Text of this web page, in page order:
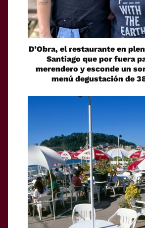
D’Obra, el restaurante en
Santiago que por fuera
merendero y esconde un
menú degustación de